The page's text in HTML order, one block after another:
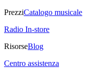
PrezziCatalogo musicale
Radio In-store
RisorseBlog
Centro assistenza